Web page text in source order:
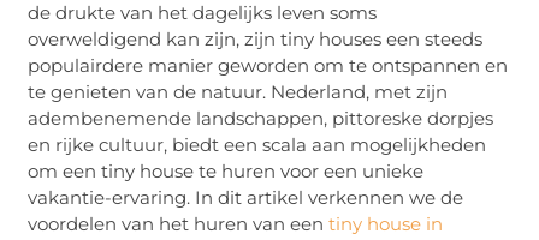
de drukte van het dagelijks leven soms
overweldigend kan zijn, zijn tiny houses een steeds
populairdere manier geworden om te ontspannen en
te genieten van de natuur. Nederland, met zijn
adembenemende landschappen, pittoreske dorpjes
en rijke cultuur, biedt een scala aan mogelijkheden
om een tiny house te huren voor een unieke
vakantie-ervaring. In dit artikel verkennen we de
voordelen van het huren van eentiny house in